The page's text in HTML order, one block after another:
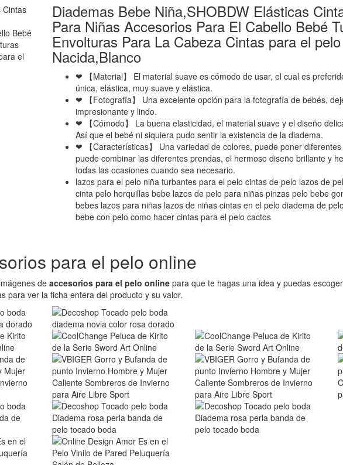
Diademas Bebe Niña,SHOBDW Elásticas
Para Niñas Accesorios Para El Cabello Bebé
Envolturas Para La Cabeza Cintas para el
Nacida,Blanco
❤ 【Material】 El material suave es cómodo de usar, el cual es
única, elástica, muy suave y elástica.
❤ 【Fotografía】 Una excelente opción para la fotografía de bebés,
impresionante y lindo.
❤ 【Cómodo】 La buena elasticidad, el material suave y el diseño
Así que el bebé ni siquiera pudo sentir la existencia de la diadema.
❤ 【Características】 Una variedad de colores, puede poner
puede combinar las diferentes prendas, el hermoso diseño brillante y
todas las ocasiones cuando sea necesario.
lazos para el pelo niña turbantes para el pelo cintas de pelo lazos de
cinta pelo horquillas bebe lazos de pelo para niñas pinzas pelo bebe
bebes lazos para niñas lazos de niñas cintas en el pelo diadema de
bebe con pelo como hacer cintas para el pelo cactos
para el pelo online
de accesorios para el pelo online para que te hagas una idea y puedas
para ver la ficha entera del producto y su valor.